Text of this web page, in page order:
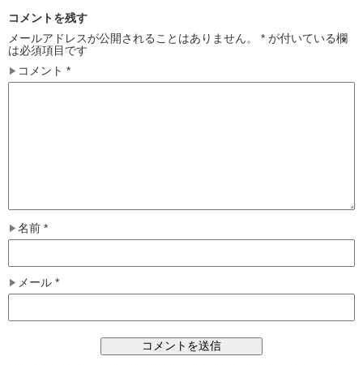
コメントを残す
メールアドレスが公開されることはありません。
* が付いている欄
は必須項目です
コメント *
名前 *
メール *